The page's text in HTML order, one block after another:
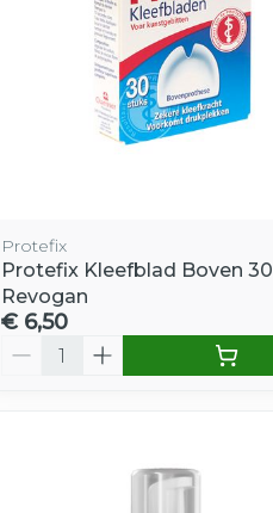
Protefix
Protefix Kleefblad Boven 30
Revogan
€ 6,50
Aantal